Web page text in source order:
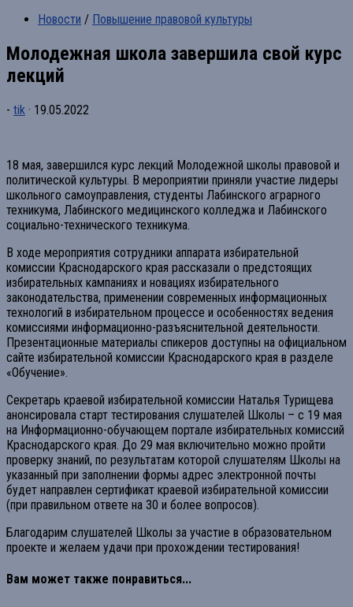
Новости / Повышение правовой культуры
Молодежная школа завершила свой курс
лекций
- tik · 19.05.2022
18 мая, завершился курс лекций Молодежной школы правовой и
политической культуры. В мероприятии приняли участие лидеры
школьного самоуправления, студенты Лабинского аграрного
техникума, Лабинского медицинского колледжа и Лабинского
социально-технического техникума.
В ходе мероприятия сотрудники аппарата избирательной
комиссии Краснодарского края рассказали о предстоящих
избирательных кампаниях и новациях избирательного
законодательства, применении современных информационных
технологий в избирательном процессе и особенностях ведения
комиссиями информационно-разъяснительной деятельности.
Презентационные материалы спикеров доступны на официальном
сайте избирательной комиссии Краснодарского края в разделе
«Обучение».
Секретарь краевой избирательной комиссии Наталья Турищева
анонсировала старт тестирования слушателей Школы – с 19 мая
на Информационно-обучающем портале избирательных комиссий
Краснодарского края. До 29 мая включительно можно пройти
проверку знаний, по результатам которой слушателям Школы на
указанный при заполнении формы адрес электронной почты
будет направлен сертификат краевой избирательной комиссии
(при правильном ответе на 30 и более вопросов).
Благодарим слушателей Школы за участие в образовательном
проекте и желаем удачи при прохождении тестирования!
Вам может также понравиться...